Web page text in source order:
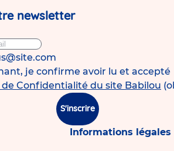
newsletter
je confirme avoir lu et accepté
Confidentialité du site Babilou
S'inscrire
Informations légales